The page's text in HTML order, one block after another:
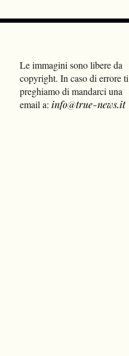
Le immagini sono libere da
copyright. In caso di errore ti
preghiamo di mandarci una
email a: info@true-news.it